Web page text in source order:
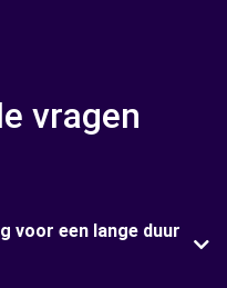
vragen
voor een lange duur